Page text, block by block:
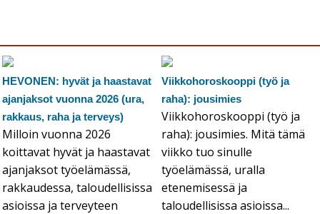
HEVONEN: hyvät ja haastavat
ajanjaksot vuonna 2026 (ura,
rakkaus, raha ja terveys)
Milloin vuonna 2026
koittavat hyvät ja haastavat
ajanjaksot työelämässä,
rakkaudessa, taloudellisissa
asioissa ja terveyteen
Viikkohoroskooppi (työ ja
raha): jousimies
Viikkohoroskooppi (työ ja
raha): jousimies. Mitä tämä
viikko tuo sinulle
työelämässä, uralla
etenemisessä ja
taloudellisissa asioissa...